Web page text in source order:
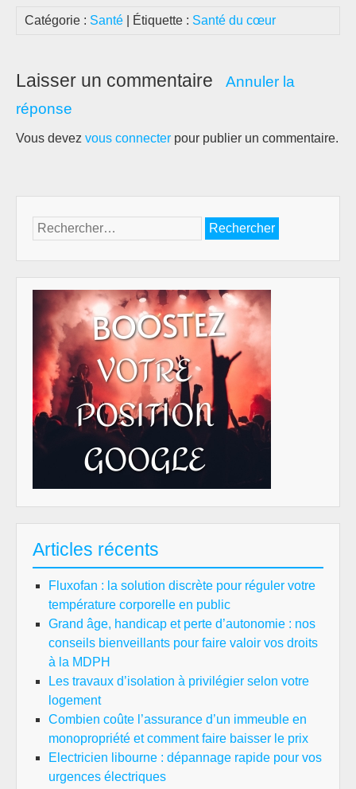
Catégorie : Santé | Étiquette : Santé du cœur
Laisser un commentaire
Annuler la
réponse
Vous devez vous connecter pour publier un commentaire.
Rechercher :
Articles récents
Fluxofan : la solution discrète pour réguler votre
température corporelle en public
Grand âge, handicap et perte d’autonomie : nos
conseils bienveillants pour faire valoir vos droits
à la MDPH
Les travaux d’isolation à privilégier selon votre
logement
Combien coûte l’assurance d’un immeuble en
monopropriété et comment faire baisser le prix
Electricien libourne : dépannage rapide pour vos
urgences électriques